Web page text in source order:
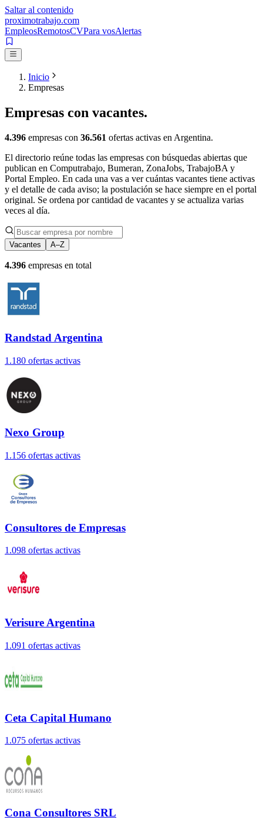
Saltar al contenido
proximotrabajo.com
EmpleosRemotosCVPara vosAlertas
Inicio
Empresas
Empresas con vacantes.
4.396 empresas con 36.561 ofertas activas en Argentina.
El directorio reúne todas las empresas con búsquedas abiertas que
publican en Computrabajo, Bumeran, ZonaJobs, TrabajoBA y
Portal Empleo. En cada una vas a ver cuántas vacantes tiene activas
y el detalle de cada aviso; la postulación se hace siempre en el portal
original. Se ordena por cantidad de vacantes y se actualiza varias
veces al día.
Vacantes A–Z
4.396 empresas en total
Randstad Argentina
1.180 ofertas activas
Nexo Group
1.156 ofertas activas
Consultores de Empresas
1.098 ofertas activas
Verisure Argentina
1.091 ofertas activas
Ceta Capital Humano
1.075 ofertas activas
Cona Consultores SRL